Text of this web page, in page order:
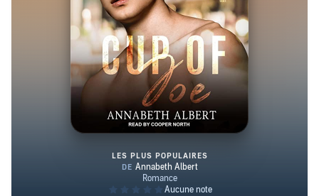
LES PLUS POPULAIRES